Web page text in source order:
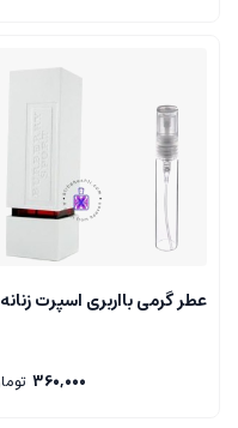
عطر گرمی بااربری اسپرت زنانه
360,000